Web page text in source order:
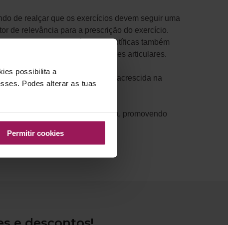
possibilita a
Podes alterar as tuas
Permitir cookies
de realçar que os exercícios devem seguir uma
de relevância para a prescrição do exercício.
articular. As evidências científicas também
prevenir as deformações articulares.
específico uma importância acrescida na
e reforçar toda a musculatura, promovendo